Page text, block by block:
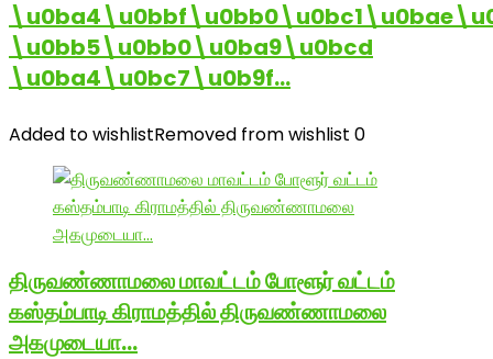
\u0bb5\u0bb0\u0ba9\u0bcd
\u0ba4\u0bc7\u0b9f…
Added to wishlistRemoved from wishlist 0
திருவண்ணாமலை மாவட்டம் போளூர் வட்டம்
கஸ்தம்பாடி கிராமத்தில் திருவண்ணாமலை
அகமுடையா…